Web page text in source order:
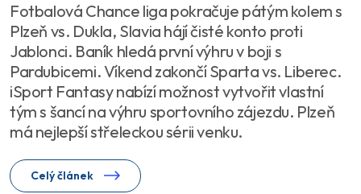
Fotbalová Chance liga pokračuje pátým kolem s
Plzeň vs. Dukla, Slavia hájí čisté konto proti
Jablonci. Baník hledá první výhru v boji s
Pardubicemi. Víkend zakončí Sparta vs. Liberec.
iSport Fantasy nabízí možnost vytvořit vlastní
tým s šancí na výhru sportovního zájezdu. Plzeň
má nejlepší střeleckou sérii venku.
Celý článek